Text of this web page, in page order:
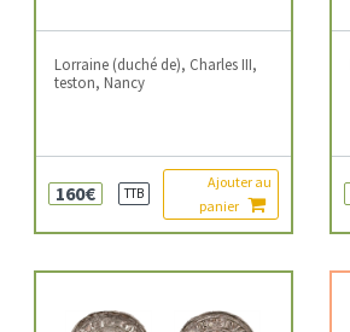
Lorraine (duché de), Charles III,
teston, Nancy
160€ TTB
Ajouter au
panier